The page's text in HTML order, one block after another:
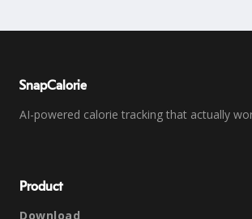
SnapCalorie
AI-powered calorie tracking that actually
Product
Download